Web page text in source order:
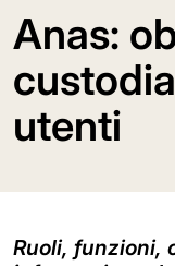
Anas:
utenti
Ruoli, funzioni,